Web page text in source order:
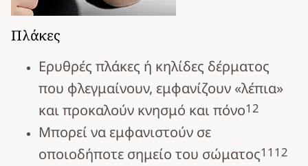
Πλάκες
Ερυθρές πλάκες ή κηλίδες δέρματος
που φλεγμαίνουν, εμφανίζουν «λέπια»
και προκαλούν κνησμό και πόνο12
Μπορεί να εμφανιστούν σε
οποιοδήποτε σημείο του σώματος11 12